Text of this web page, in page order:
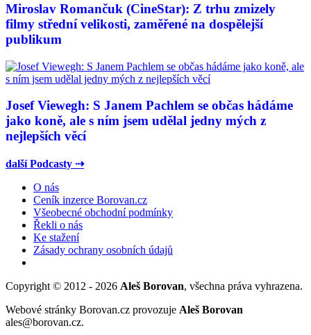
Miroslav Romančuk (CineStar): Z trhu zmizely
filmy střední velikosti, zaměřené na dospělejší
publikum
Josef Viewegh: S Janem Pachlem se občas hádáme
jako koně, ale s ním jsem udělal jedny mých z
nejlepších věcí
další Podcasty ⇢
O nás
Ceník inzerce Borovan.cz
Všeobecné obchodní podmínky
Řekli o nás
Ke stažení
Zásady ochrany osobních údajů
Copyright © 2012 - 2026 Aleš Borovan, všechna práva vyhrazena.
Webové stránky Borovan.cz provozuje Aleš Borovan
ales@borovan.cz.